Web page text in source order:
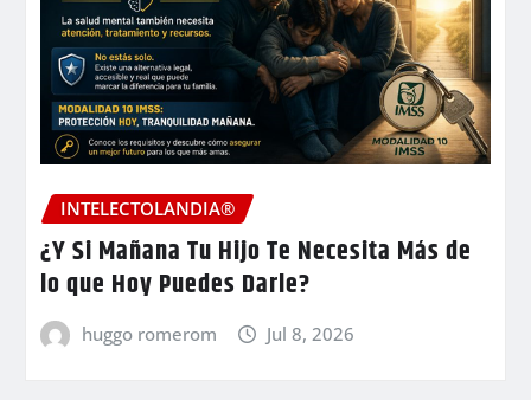
INTELECTOLANDIA®
¿Y Si Mañana Tu Hijo Te Necesita Más de
lo que Hoy Puedes Darle?
huggo romerom Jul 8, 2026